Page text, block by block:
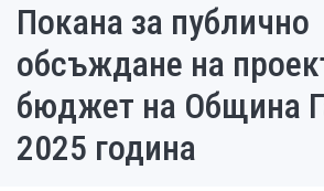
Покана за публично
обсъждане на
бюджет на Община
2025 година